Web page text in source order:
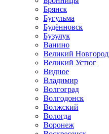
Брянск
Бугульма
Будённовск
Бузулук
Ванино
Великий Новгород
Великий Устюг
Видное
Владимир
Волгоград
Волгодонск
Волжский
Вологда
Воронеж